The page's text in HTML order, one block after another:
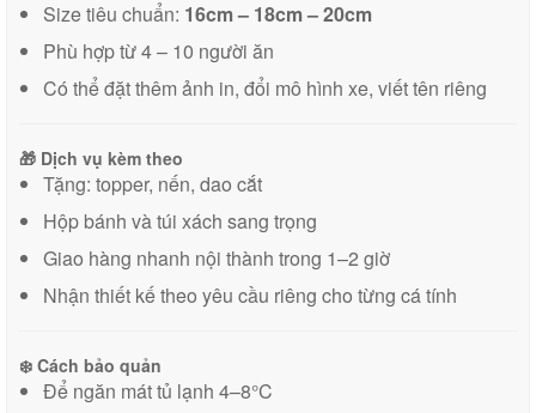
Size tiêu chuẩn: 16cm – 18cm – 20cm
Phù hợp từ 4 – 10 người ăn
Có thể đặt thêm ảnh in, đổi mô hình xe, viết tên riêng
🎁 Dịch vụ kèm theo
Tặng: topper, nến, dao cắt
Hộp bánh và túi xách sang trọng
Giao hàng nhanh nội thành trong 1–2 giờ
Nhận thiết kế theo yêu cầu riêng cho từng cá tính
❄️ Cách bảo quản
Để ngăn mát tủ lạnh 4–8°C